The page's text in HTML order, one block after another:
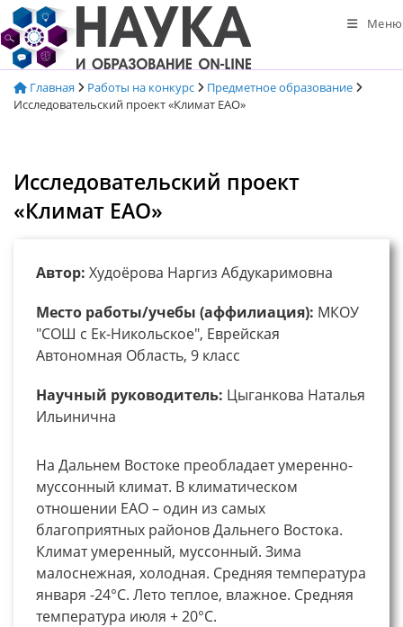
Перейти
к
содержимому
Меню
Главная Работы на конкурс
Предметное образование
Исследовательский проект «Климат ЕАО»
Исследовательский проект
«Климат ЕАО»
Автор: Худоёрова Наргиз Абдукаримовна
Место работы/учебы (аффилиация): МКОУ
"СОШ с Ек-Никольское", Еврейская
Автономная Область, 9 класс
Научный руководитель: Цыганкова Наталья
Ильинична
На Дальнем Востоке преобладает умеренно-
муссонный климат. В климатическом
отношении ЕАО – один из самых
благоприятных районов Дальнего Востока.
Климат умеренный, муссонный. Зима
малоснежная, холодная. Средняя температура
января -24°C. Лето теплое, влажное. Средняя
температура июля + 20°C.